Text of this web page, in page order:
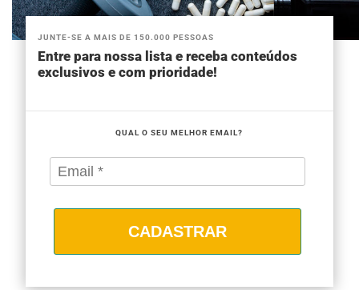
JUNTE-SE A MAIS DE 150.000 PESSOAS
Entre para nossa lista e receba conteúdos
exclusivos e com prioridade!
QUAL O SEU MELHOR EMAIL?
CADASTRAR